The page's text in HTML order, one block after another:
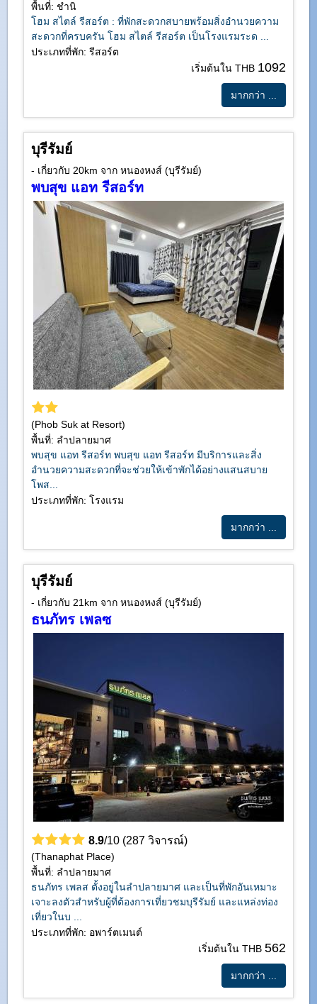
พื้นที่: ชำนิ
โฮม สไตล์ รีสอร์ต : ที่พักสะดวกสบายพร้อมสิ่งอำนวยความ
สะดวกที่ครบครัน โฮม สไตล์ รีสอร์ต เป็นโรงแรมระด ...
ประเภทที่พัก: รีสอร์ต
เริ่มต้นใน THB 1092
มากกว่า ...
บุรีรัมย์
- เกี่ยวกับ 20km จาก หนองหงส์ (บุรีรัมย์)
พบสุข แอท รีสอร์ท
(Phob Suk at Resort)
พื้นที่: ลำปลายมาศ
พบสุข แอท รีสอร์ท พบสุข แอท รีสอร์ท มีบริการและสิ่ง
อำนวยความสะดวกที่จะช่วยให้เข้าพักได้อย่างแสนสบาย
โพส...
ประเภทที่พัก: โรงแรม
มากกว่า ...
บุรีรัมย์
- เกี่ยวกับ 21km จาก หนองหงส์ (บุรีรัมย์)
ธนภัทร เพลซ
8.9/10 (287 วิจารณ์)
(Thanaphat Place)
พื้นที่: ลำปลายมาศ
ธนภัทร เพลส ตั้งอยู่ในลำปลายมาศ และเป็นที่พักอันเหมาะ
เจาะลงตัวสำหรับผู้ที่ต้องการเที่ยวชมบุรีรัมย์ และแหล่งท่อง
เที่ยวในบ ...
ประเภทที่พัก: อพาร์ตเมนต์
เริ่มต้นใน THB 562
มากกว่า ...